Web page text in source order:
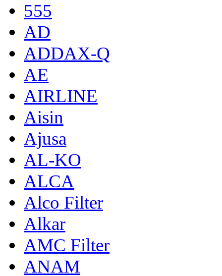
555
AD
ADDAX-Q
AE
AIRLINE
Aisin
Ajusa
AL-KO
ALCA
Alco Filter
Alkar
AMC Filter
ANAM